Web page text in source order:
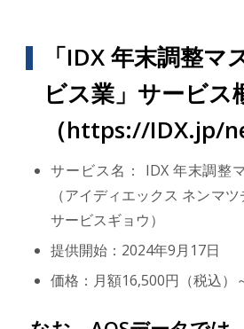
「IDX 年末調整マ
ビス業」サービス
（https://IDX.jp/
サービス名： IDX 年末調整
（アイディエックス ネンマ
サービスギョウ）
提供開始：2024年9月17日
価格：月額16,500円（税込）